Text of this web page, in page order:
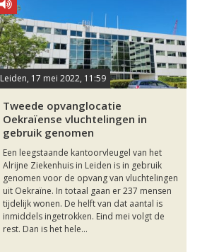
Leiden, 17 mei 2022, 11:59
Tweede opvanglocatie
Oekraïense vluchtelingen in
gebruik genomen
Een leegstaande kantoorvleugel van het
Alrijne Ziekenhuis in Leiden is in gebruik
genomen voor de opvang van vluchtelingen
uit Oekraïne. In totaal gaan er 237 mensen
tijdelijk wonen. De helft van dat aantal is
inmiddels ingetrokken. Eind mei volgt de
rest. Dan is het hele...